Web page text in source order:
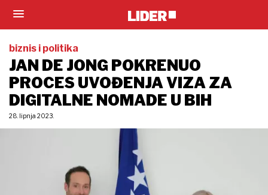
biznis i politika
JAN DE JONG POKRENUO
PROCES UVOĐENJA VIZA ZA
DIGITALNE NOMADE U BIH
28. lipnja 2023.